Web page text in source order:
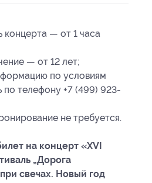
— от 1 часа
— от 12 лет;
по условиям
по телефону +7 (499) 923-
не требуется.
на концерт «XVI
„Дорога
свечах. Новый год